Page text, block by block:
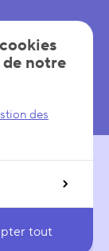
notre
des
tout